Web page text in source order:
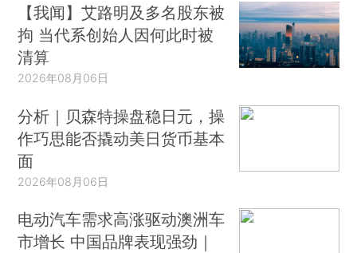
【我闻】艾路明及多名股东被
拘 当代系创始人因何此时被
清算
2026年08月06日
分析｜贝森特操盘稳日元，操
作巧思能否撬动美日货币基本
面
2026年08月06日
电动汽车需求高涨驱动澳洲车
市增长 中国品牌表现强劲｜